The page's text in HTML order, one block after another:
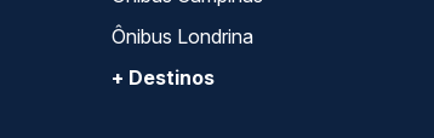
Ônibus Londrina
+ Destinos